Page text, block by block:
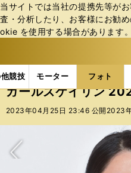
当サイトでは当社の提携先等が
査・分析したり、お客様にお勧
okie を使⽤する場合があります
競技 モーター フォト
b
ス
ポ
ル
ー
バ
フォトギャラリー
ガールズケイリン
2023年04月25日 23:46 公開 2023